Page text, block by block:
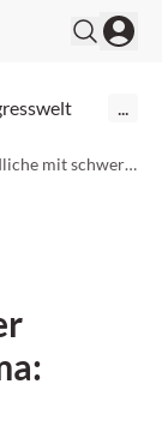
Jugendliche mit schwer behandelbarem Asthma: Adhärenz prüfen!